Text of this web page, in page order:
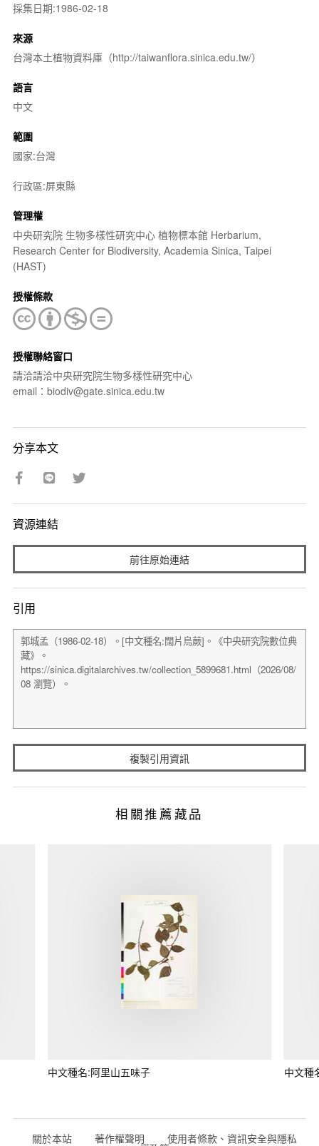
採集日期:1986-02-18
來源
台灣本土植物資料庫（http://taiwanflora.sinica.edu.tw/）
語言
中文
範圍
國家:台灣
行政區:屏東縣
管理權
中央研究院 生物多樣性研究中心 植物標本館 Herbarium,
Research Center for Biodiversity, Academia Sinica, Taipei
(HAST)
授權條款
授權聯絡窗口
請洽請洽中央研究院生物多樣性研究中心
email：biodiv@gate.sinica.edu.tw
分享本文
資源連結
前往原始連結
引用
複製引用資訊
相關推薦藏品
中文種名:阿里山五味子 中文種
關於本站 著作權聲明 使用者條款、資訊安全與隱私